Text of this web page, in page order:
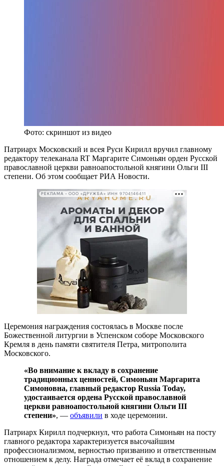
Фото: скриншот из видео
Патриарх Московский и всея Руси Кирилл вручил главному
редактору телеканала RT Маргарите Симоньян орден Русской
православной церкви равноапостольной княгини Ольги III
степени. Об этом сообщает РИА Новости.
РЕКЛАМА • ООО «ДРУЖБА» ИНН 9704146411
Церемония награждения состоялась в Москве после
Божественной литургии в Успенском соборе Московского
Кремля в день памяти святителя Петра, митрополита
Московского.
«Во внимание к вкладу в сохранение
традиционных ценностей, Симоньян Маргарита
Симоновна, главный редактор Russia Today,
удостаивается ордена Русской православной
церкви равноапостольной княгини Ольги III
степени», — объявили в ходе церемонии.
Патриарх Кирилл подчеркнул, что работа Симоньян на посту
главного редактора характеризуется высочайшим
профессионализмом, верностью призванию и ответственным
отношением к делу. Награда отмечает её вклад в сохранение